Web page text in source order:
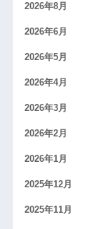
2026年8月
2026年6月
2026年5月
2026年4月
2026年3月
2026年2月
2026年1月
2025年12月
2025年11月